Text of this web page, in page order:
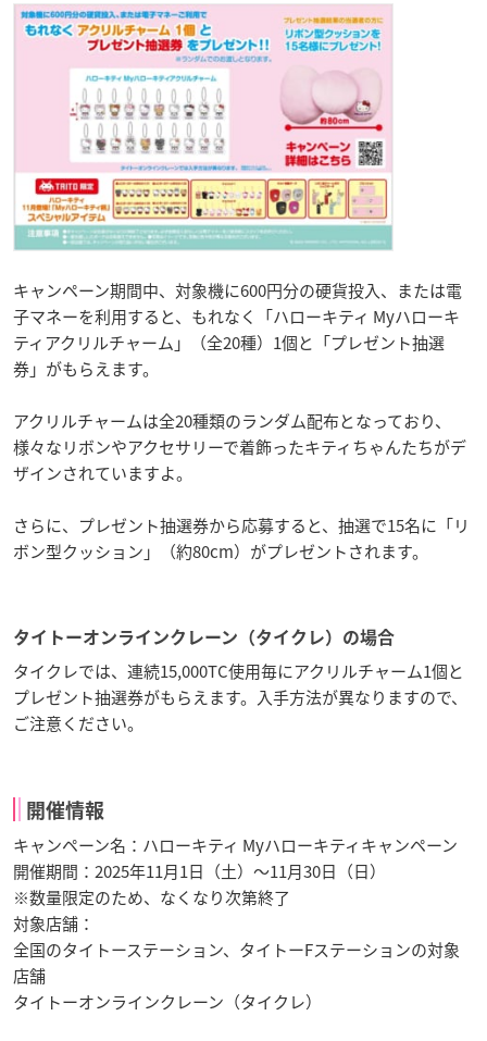
キャンペーン期間中、対象機に600円分の硬貨投入、または電
子マネーを利用すると、もれなく「ハローキティ Myハローキ
ティアクリルチャーム」（全20種）1個と「プレゼント抽選
券」がもらえます。
アクリルチャームは全20種類のランダム配布となっており、
様々なリボンやアクセサリーで着飾ったキティちゃんたちがデ
ザインされていますよ。
さらに、プレゼント抽選券から応募すると、抽選で15名に「リ
ボン型クッション」（約80cm）がプレゼントされます。
タイトーオンラインクレーン（タイクレ）の場合
タイクレでは、連続15,000TC使用毎にアクリルチャーム1個と
プレゼント抽選券がもらえます。入手方法が異なりますので、
ご注意ください。
開催情報
キャンペーン名：ハローキティ Myハローキティキャンペーン
開催期間：2025年11月1日（土）〜11月30日（日）
※数量限定のため、なくなり次第終了
対象店舗：
全国のタイトーステーション、タイトーFステーションの対象
店舗
タイトーオンラインクレーン（タイクレ）